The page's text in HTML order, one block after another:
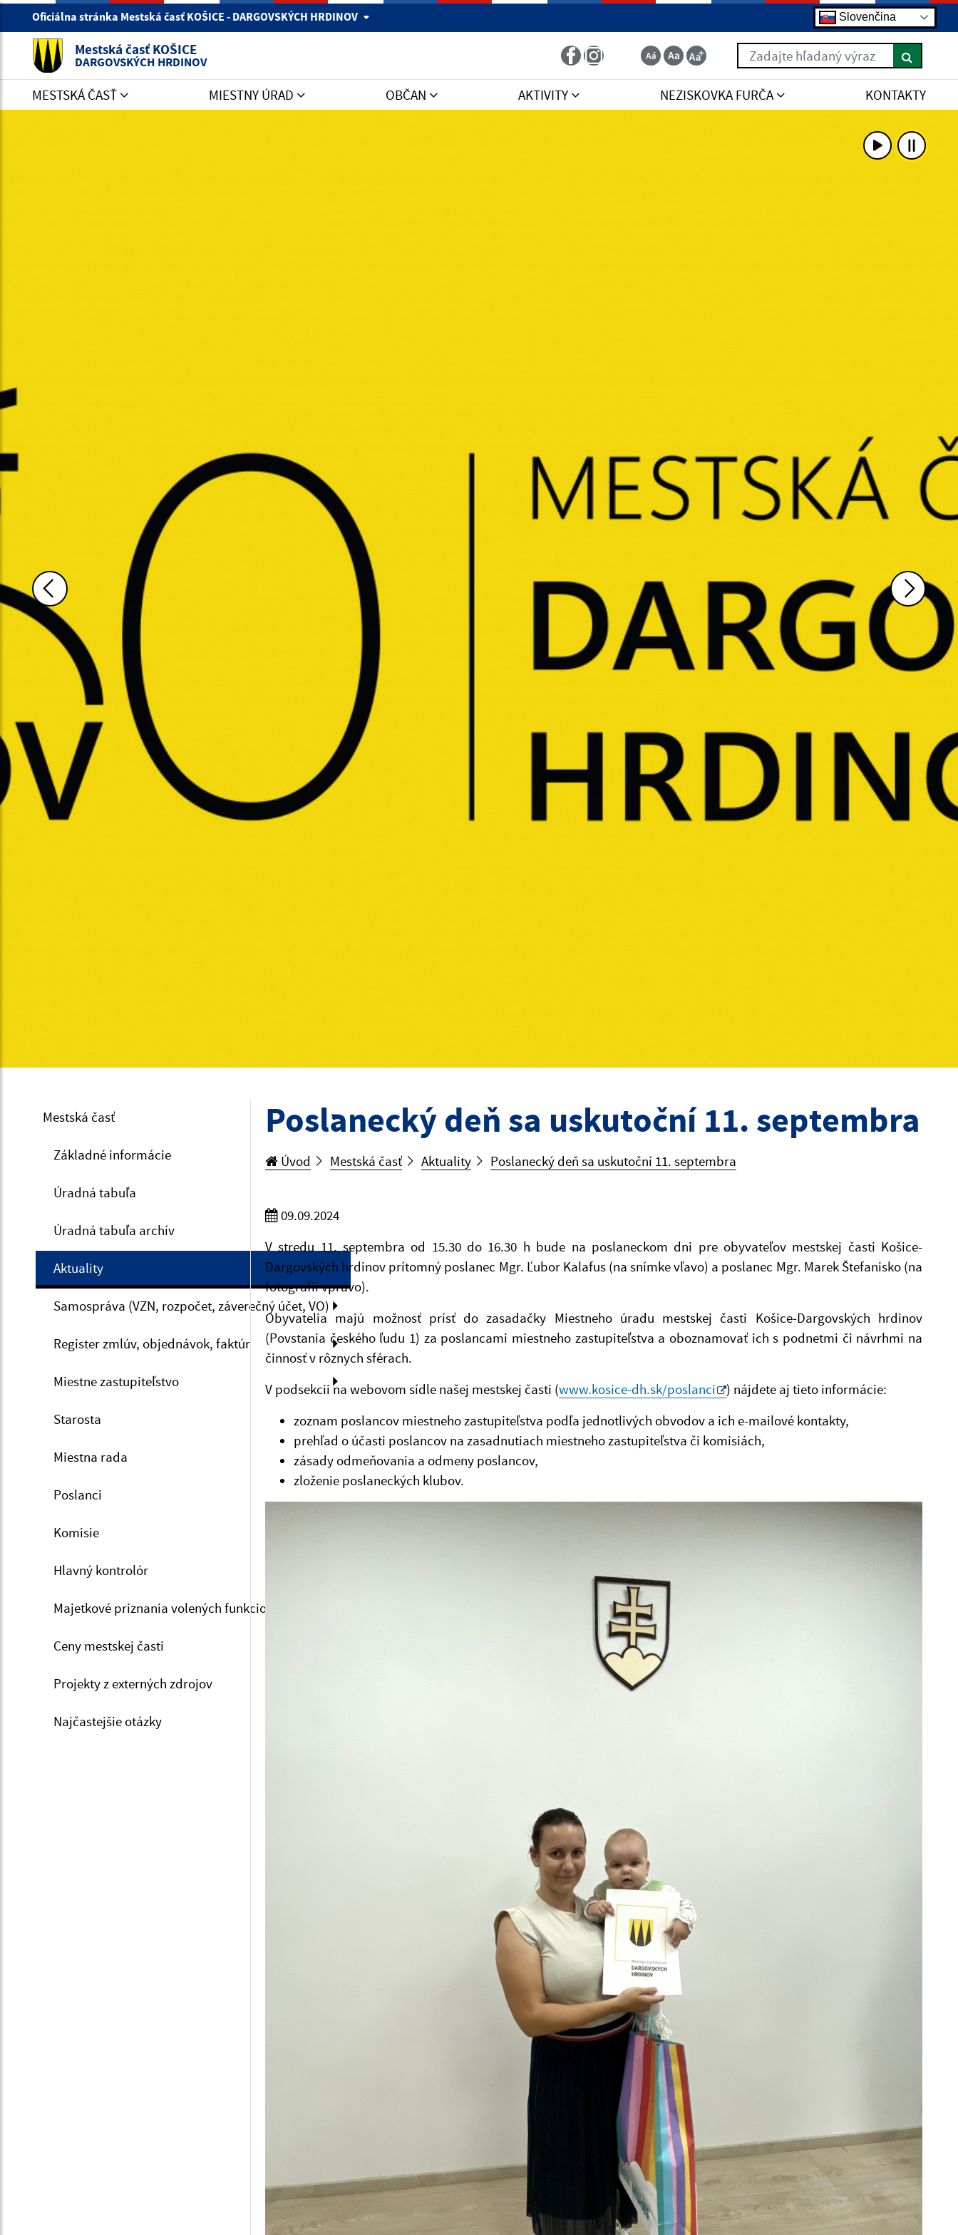
Oficiálna stránka Mestská časť KOŠICE - DARGOVSKÝCH HRDINOV Slovenčina
Mestská časť KOŠICE
DARGOVSKÝCH HRDINOV
Zadajte hľadaný výraz
MESTSKÁ ČASŤ MIESTNY ÚRAD OBČAN AKTIVITY NEZISKOVKA FURČA KONTAKTY
Mestská časť
Základné informácie
Úradná tabuľa
Úradná tabuľa archív
Aktuality
Samospráva (VZN, rozpočet, záverečný účet, VO)
Register zmlúv, objednávok, faktúr
Miestne zastupiteľstvo
Starosta
Miestna rada
Poslanci
Komisie
Hlavný kontrolór
Majetkové priznania volených funkcionárov
Ceny mestskej časti
Projekty z externých zdrojov
Najčastejšie otázky
Poslanecký deň sa uskutoční 11. septembra
Úvod Mestská časť Aktuality Poslanecký deň sa uskutoční 11. septembra
09.09.2024
V stredu 11. septembra od 15.30 do 16.30 h bude na poslaneckom dni pre obyvateľov mestskej časti Košice-
Dargovských hrdinov prítomný poslanec Mgr. Ľubor Kalafus (na snímke vľavo) a poslanec Mgr. Marek Štefanisko (na
fotografii vpravo).
Obyvatelia majú možnosť prísť do zasadačky Miestneho úradu mestskej časti Košice-Dargovských hrdinov
(Povstania českého ľudu 1) za poslancami miestneho zastupiteľstva a oboznamovať ich s podnetmi či návrhmi na
činnosť v rôznych sférach.
V podsekcii na webovom sídle našej mestskej časti (www.kosice-dh.sk/poslanci
) nájdete aj tieto informácie:
zoznam poslancov miestneho zastupiteľstva podľa jednotlivých obvodov a ich e-mailové kontakty,
prehľad o účasti poslancov na zasadnutiach miestneho zastupiteľstva či komisiách,
zásady odmeňovania a odmeny poslancov,
zloženie poslaneckých klubov.